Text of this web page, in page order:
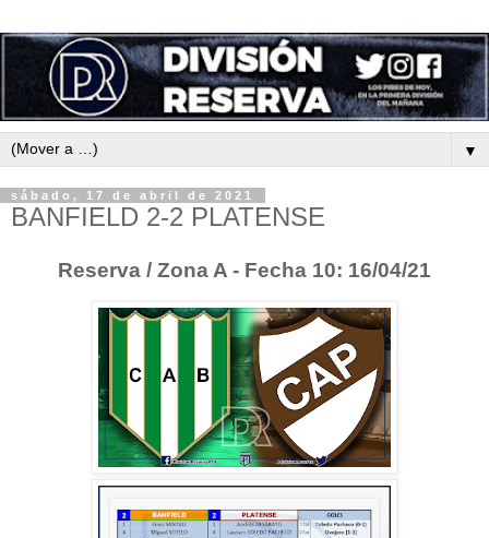
▼
sábado, 17 de abril de 2021
BANFIELD 2-2 PLATENSE
Reserva / Zona A - Fecha 10: 16/04/21